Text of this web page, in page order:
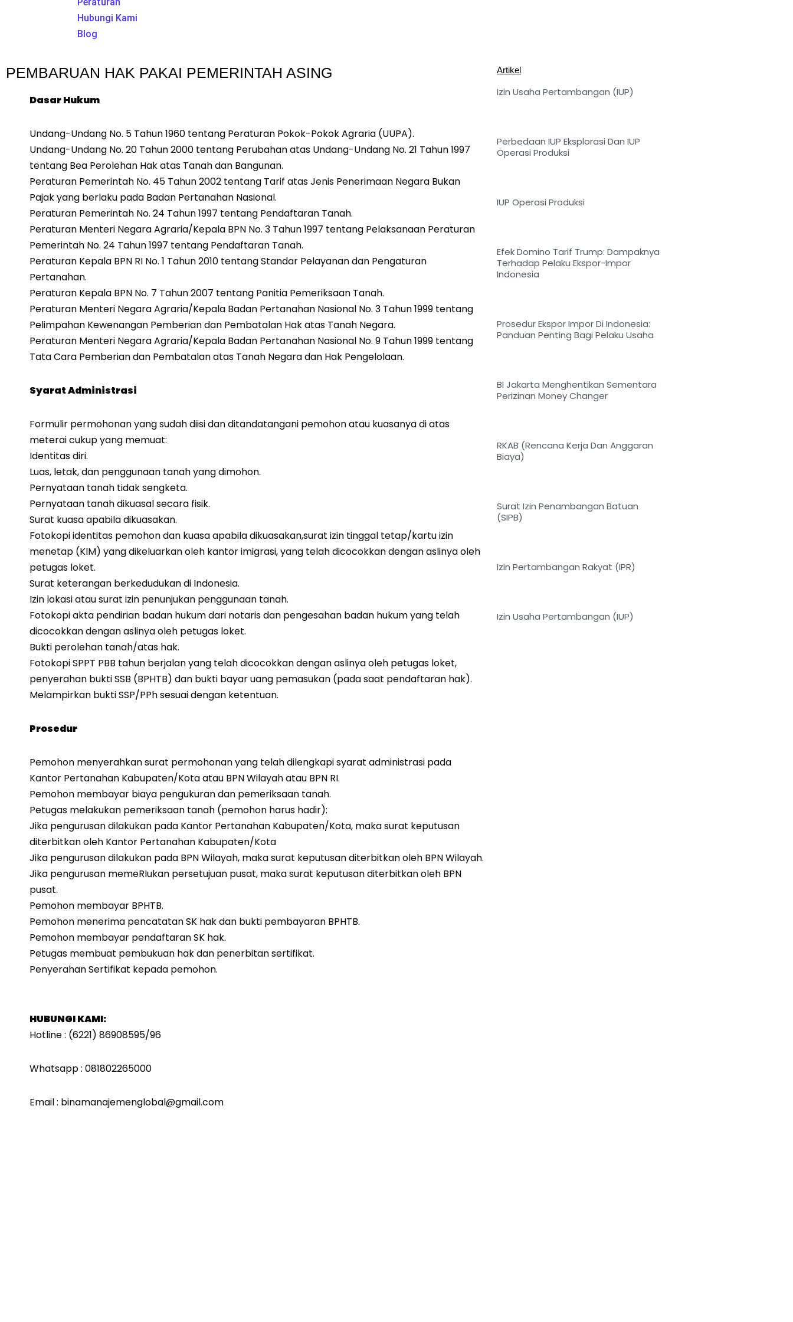
Hubungi Kami
Blog
PEMBARUAN HAK PAKAI PEMERINTAH ASING
Dasar Hukum
Undang-Undang No. 5 Tahun 1960 tentang Peraturan Pokok-Pokok Agraria (UUPA).
Undang-Undang No. 20 Tahun 2000 tentang Perubahan atas Undang-Undang No. 21 Tahun 1997
tentang Bea Perolehan Hak atas Tanah dan Bangunan.
Peraturan Pemerintah No. 45 Tahun 2002 tentang Tarif atas Jenis Penerimaan Negara Bukan
Pajak yang berlaku pada Badan Pertanahan Nasional.
Peraturan Pemerintah No. 24 Tahun 1997 tentang Pendaftaran Tanah.
Peraturan Menteri Negara Agraria/Kepala BPN No. 3 Tahun 1997 tentang Pelaksanaan Peraturan
Pemerintah No. 24 Tahun 1997 tentang Pendaftaran Tanah.
Peraturan Kepala BPN RI No. 1 Tahun 2010 tentang Standar Pelayanan dan Pengaturan
Pertanahan.
Peraturan Kepala BPN No. 7 Tahun 2007 tentang Panitia Pemeriksaan Tanah.
Peraturan Menteri Negara Agraria/Kepala Badan Pertanahan Nasional No. 3 Tahun 1999 tentang
Pelimpahan Kewenangan Pemberian dan Pembatalan Hak atas Tanah Negara.
Peraturan Menteri Negara Agraria/Kepala Badan Pertanahan Nasional No. 9 Tahun 1999 tentang
Tata Cara Pemberian dan Pembatalan atas Tanah Negara dan Hak Pengelolaan.
Syarat Administrasi
Formulir permohonan yang sudah diisi dan ditandatangani pemohon atau kuasanya di atas
meterai cukup yang memuat:
Identitas diri.
Luas, letak, dan penggunaan tanah yang dimohon.
Pernyataan tanah tidak sengketa.
Pernyataan tanah dikuasal secara fisik.
Surat kuasa apabila dikuasakan.
Fotokopi identitas pemohon dan kuasa apabila dikuasakan,surat izin tinggal tetap/kartu izin
menetap (KIM) yang dikeluarkan oleh kantor imigrasi, yang telah dicocokkan dengan aslinya oleh
petugas loket.
Surat keterangan berkedudukan di Indonesia.
Izin lokasi atau surat izin penunjukan penggunaan tanah.
Fotokopi akta pendirian badan hukum dari notaris dan pengesahan badan hukum yang telah
dicocokkan dengan aslinya oleh petugas loket.
Bukti perolehan tanah/atas hak.
Fotokopi SPPT PBB tahun berjalan yang telah dicocokkan dengan aslinya oleh petugas loket,
penyerahan bukti SSB (BPHTB) dan bukti bayar uang pemasukan (pada saat pendaftaran hak).
Melampirkan bukti SSP/PPh sesuai dengan ketentuan.
Prosedur
Pemohon menyerahkan surat permohonan yang telah dilengkapi syarat administrasi pada
Kantor Pertanahan Kabupaten/Kota atau BPN Wilayah atau BPN RI.
Pemohon membayar biaya pengukuran dan pemeriksaan tanah.
Petugas melakukan pemeriksaan tanah (pemohon harus hadir):
Jika pengurusan dilakukan pada Kantor Pertanahan Kabupaten/Kota, maka surat keputusan
diterbitkan oleh Kantor Pertanahan Kabupaten/Kota
Jika pengurusan dilakukan pada BPN Wilayah, maka surat keputusan diterbitkan oleh BPN Wilayah.
Jika pengurusan memeRIukan persetujuan pusat, maka surat keputusan diterbitkan oleh BPN
pusat.
Pemohon membayar BPHTB.
Pemohon menerima pencatatan SK hak dan bukti pembayaran BPHTB.
Pemohon membayar pendaftaran SK hak.
Petugas membuat pembukuan hak dan penerbitan sertifikat.
Penyerahan Sertifikat kepada pemohon.
HUBUNGI KAMI:
Hotline : (6221) 86908595/96
Whatsapp : 081802265000
Email : binamanajemenglobal@gmail.com
Artikel
Izin Usaha Pertambangan (IUP)
Perbedaan IUP Eksplorasi Dan IUP
Operasi Produksi
IUP Operasi Produksi
Efek Domino Tarif Trump: Dampaknya
Terhadap Pelaku Ekspor-Impor
Indonesia
Prosedur Ekspor Impor Di Indonesia:
Panduan Penting Bagi Pelaku Usaha
BI Jakarta Menghentikan Sementara
Perizinan Money Changer
RKAB (Rencana Kerja Dan Anggaran
Biaya)
Surat Izin Penambangan Batuan
(SIPB)
Izin Pertambangan Rakyat (IPR)
Izin Usaha Pertambangan (IUP)